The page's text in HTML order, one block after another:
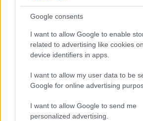
Google consents
I want to allow Google to enable
related to advertising like cookies
device identifiers in apps.
I want to allow my user data to be
Google for online advertising
I want to allow Google to send me
personalized advertising.
Γρεβενών.
Τετάρτη 24 Ιουνίου
Θεατρική Παράσταση
Υπαίθριο Θέατρο ΚΑΣΤΡΑΚΙ,
Με τη στήριξη του Δήμου και